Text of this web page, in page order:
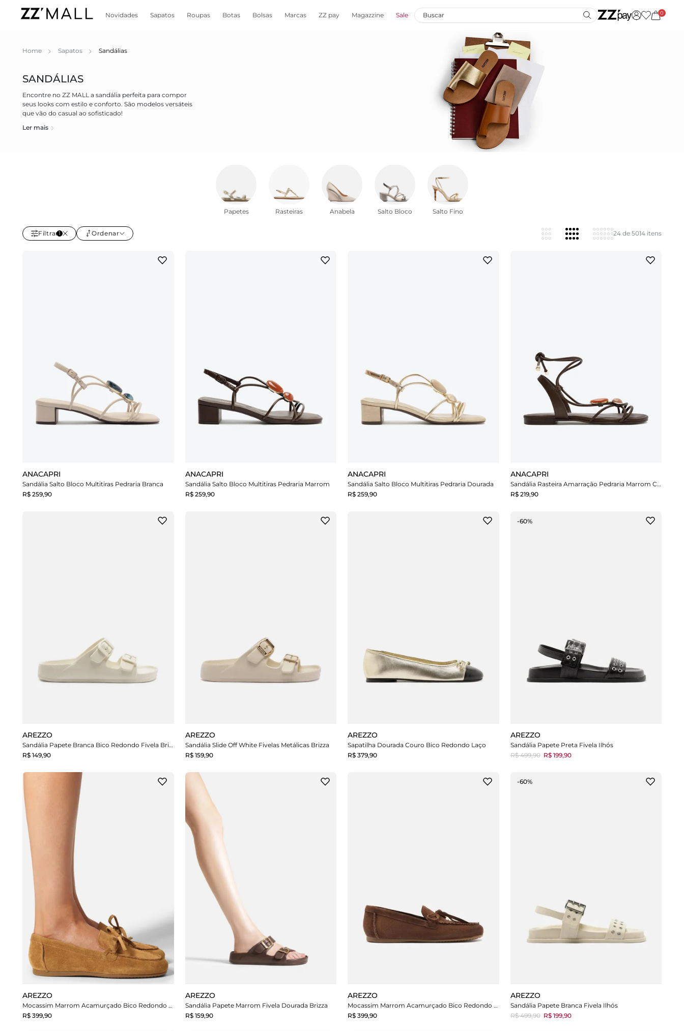
Novidades Sapatos Roupas Botas Bolsas Marcas ZZ pay Magazzine Sale 0
Home Sapatos Sandálias
SANDÁLIAS
Encontre no ZZ MALL a sandália perfeita para compor
seus looks com estilo e conforto. São modelos versáteis
que vão do casual ao sofisticado!
Ler mais
Papetes Rasteiras Anabela Salto Bloco Salto Fino
24 de 5014 itens
Filtrar1 Ordenar
ANACAPRI
Sandália Salto Bloco Multitiras Pedraria Branca
R$ 259,90
ANACAPRI
Sandália Salto Bloco Multitiras Pedraria Marrom
R$ 259,90
ANACAPRI
Sandália Salto Bloco Multitiras Pedraria Dourada
R$ 259,90
ANACAPRI
Sandália Rasteira Amarração Pedraria Marrom Coffee
R$ 219,90
AREZZO
Sandália Papete Branca Bico Redondo Fivela Brizza
R$ 149,90
AREZZO
Sandália Slide Off White Fivelas Metálicas Brizza
R$ 159,90
AREZZO
Sapatilha Dourada Couro Bico Redondo Laço
R$ 379,90
-60%
AREZZO
Sandália Papete Preta Fivela Ilhós
R$ 499,90 R$ 199,90
AREZZO
Mocassim Marrom Acamurçado Bico Redondo Lacinho
R$ 399,90
AREZZO
Sandália Papete Marrom Fivela Dourada Brizza
R$ 159,90
AREZZO
Mocassim Marrom Acamurçado Bico Redondo Lacinho
R$ 399,90
-60%
AREZZO
Sandália Papete Branca Fivela Ilhós
R$ 499,90 R$ 199,90